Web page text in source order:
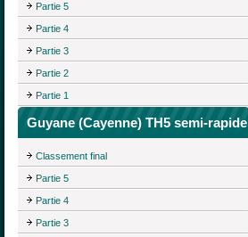
Partie 5
Partie 4
Partie 3
Partie 2
Partie 1
Guyane (Cayenne) TH5 semi-rapide
Classement final
Partie 5
Partie 4
Partie 3